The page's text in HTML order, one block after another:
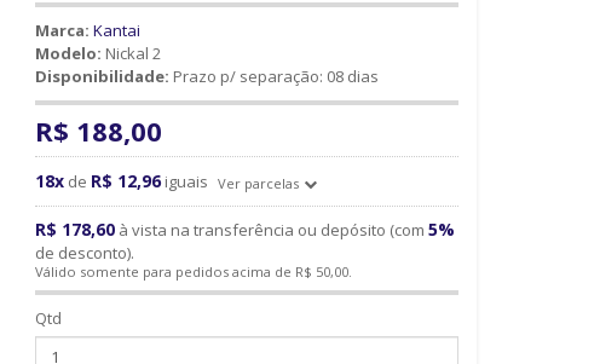
Marca: Kantai
Modelo: Nickal 2
Disponibilidade: Prazo p/ separação: 08 dias
R$ 188,00
18x de R$ 12,96 iguais Ver parcelas
R$ 178,60 à vista na transferência ou depósito (com 5%
de desconto).
Válido somente para pedidos acima de R$ 50,00.
Qtd